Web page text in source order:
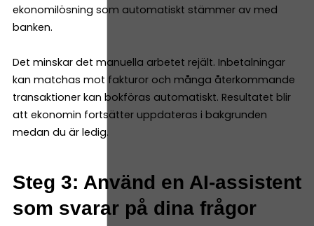
ekonomilösning som automatiskt stämmer av med
banken.
Det minskar det manuella arbetet rejält. Inbetalningar
kan matchas mot fakturor och många återkommande
transaktioner kan bokföras automatiskt. Resultatet blir
att ekonomin fortsätter uppdateras i bakgrunden
medan du är ledig.
Steg 3: Använd en AI-assistent
som svarar på dina frågor